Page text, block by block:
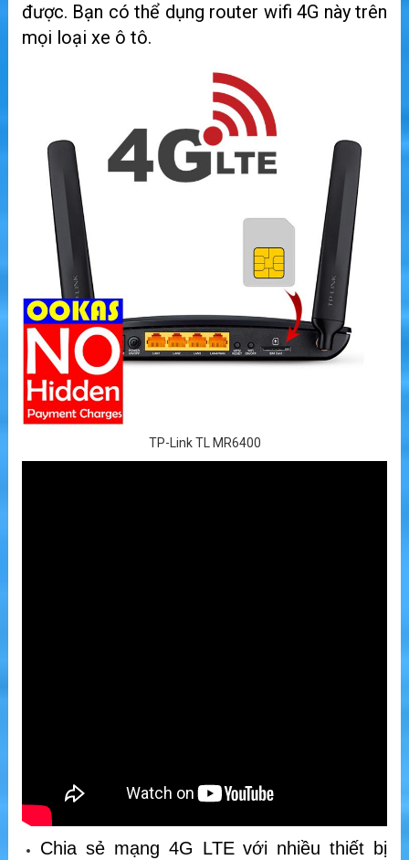
được. Bạn có thể dụng router wifi 4G này trên
mọi loại xe ô tô.
TP-Link TL MR6400
Chia sẻ mạng 4G LTE với nhiều thiết bị